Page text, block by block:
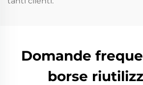
Domande
borse